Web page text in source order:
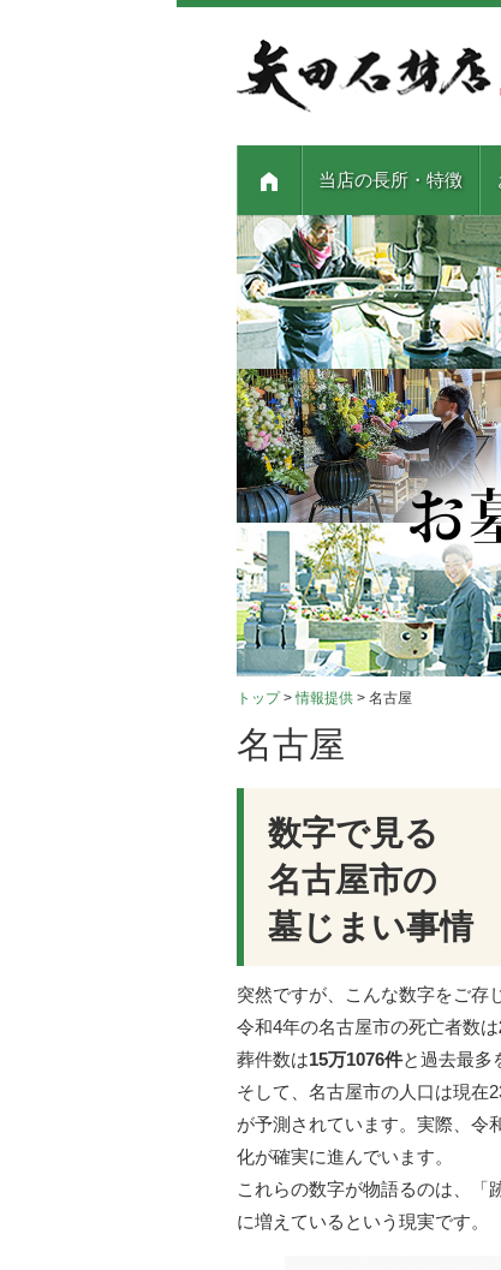
当店の長所・特徴
トップ>情報提供 > 名古屋
名古屋
数字で見る
名古屋市の
墓じまい事情
突然ですが、こんな数字をご存
令和4年の名古屋市の死亡者数は
葬件数は15万1076件と過去最多
そして、名古屋市の人口は現在
が予測されています。実際、令
化が確実に進んでいます。
これらの数字が物語るのは、「
に増えているという現実です。